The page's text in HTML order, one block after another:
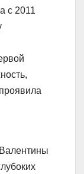
с 2011